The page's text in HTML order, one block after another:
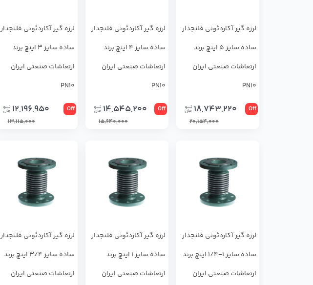
لرزه گیر آکاردئونی فلنجدار
ساده سایز 5 اینچ برند
ارتعاشات صنعتی ایران
PN10
Off
18,743,220
20,154,000
لرزه گیر آکاردئونی فلنجدار
ساده سایز 4 اینچ برند
ارتعاشات صنعتی ایران
PN10
Off
14,545,200
15,640,000
لرزه گیر آکاردئونی فلنجدار
ساده سایز 3 اینچ برند
ارتعاشات صنعتی ایران
PN10
Off
12,196,950
13,115,000
لرزه گیر آکاردئونی فلنجدار
ساده سایز 1-1/4 اینچ برند
ارتعاشات صنعتی ایران
لرزه گیر آکاردئونی فلنجدار
ساده سایز 1 اینچ برند
ارتعاشات صنعتی ایران
لرزه گیر آکاردئونی فلنجدار
ساده سایز 3/4 اینچ برند
ارتعاشات صنعتی ایران